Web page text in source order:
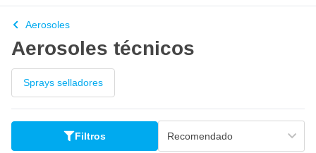
Aerosoles
Aerosoles técnicos
Sprays selladores
Filtros